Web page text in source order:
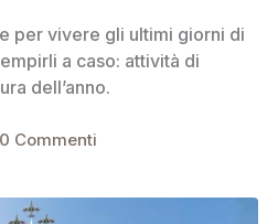
per vivere gli ultimi giorni di
a caso: attività di
dell’anno.
0 Commenti